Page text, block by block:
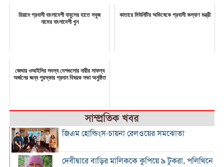
রিয়াদে প্রবাসী বাংলাদেশী বাবুলের হাতে সবুজ
নামের বাংলাদেশী খুন
কাতারে মিউনিটির অভিষেকে প্রবাসী কল্যাণ মন্ত্রী
জেদ্দায় ওআইসির সদস্য দেশগুলোর নারীর সাফল্য
অর্জনের জন্য পুরস্কার প্রদান বিষয়ক সভা অনুষ্ঠিত
সাম্প্রতিক খবর
জিএম হোল্ডিংস-চায়না রেলওয়ের সমঝোতা
দেবীদ্বারে বাড়ির মালিককে কুপিয়ে ৯ টুকরা, পলিথিনে